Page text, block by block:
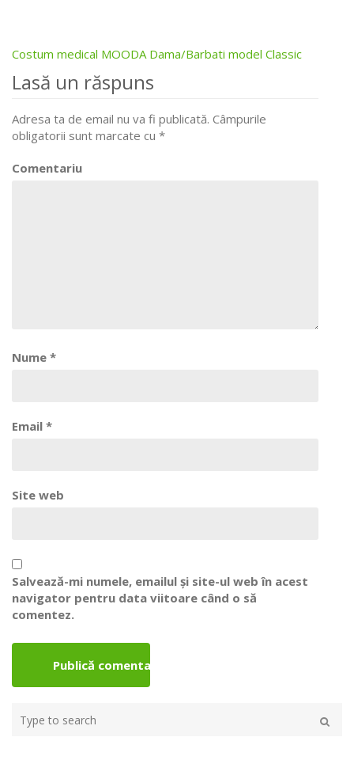
Post
navigation
Costum medical MOODA Dama/Barbati model Classic
Lasă un răspuns
Adresa ta de email nu va fi publicată. Câmpurile
obligatorii sunt marcate cu *
Comentariu
Nume *
Email *
Site web
Salvează-mi numele, emailul și site-ul web în acest
navigator pentru data viitoare când o să
comentez.
your